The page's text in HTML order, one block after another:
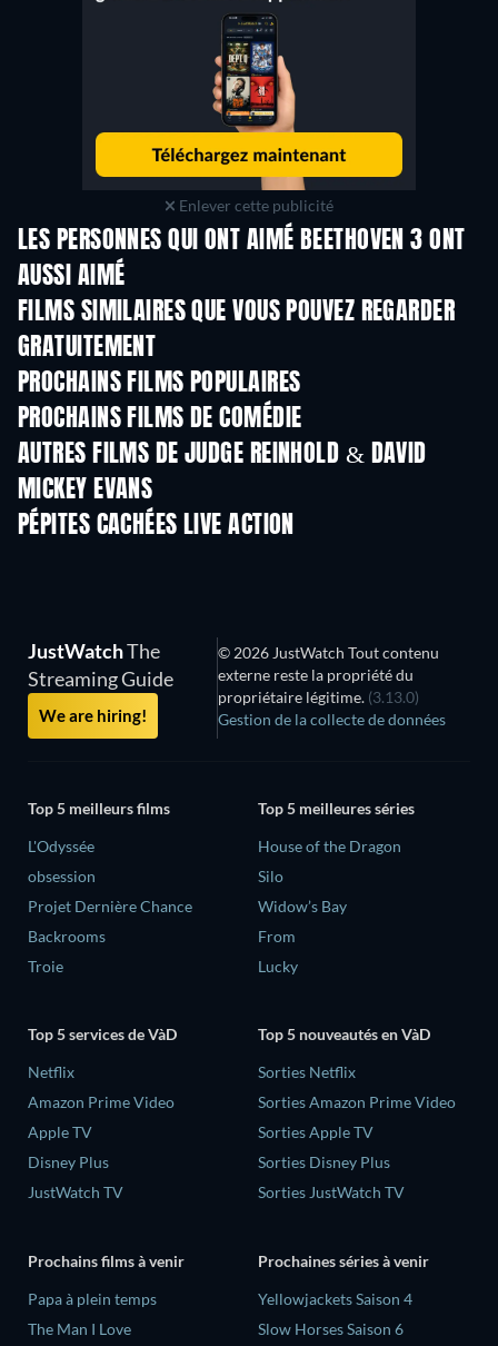
Enlever cette publicité
LES PERSONNES QUI ONT AIMÉ BEETHOVEN 3 ONT
AUSSI AIMÉ
FILMS SIMILAIRES QUE VOUS POUVEZ REGARDER
GRATUITEMENT
PROCHAINS FILMS POPULAIRES
PROCHAINS FILMS DE COMÉDIE
AUTRES FILMS DE JUDGE REINHOLD & DAVID
MICKEY EVANS
PÉPITES CACHÉES LIVE ACTION
JustWatchThe
Streaming Guide
We are hiring!
© 2026 JustWatch Tout contenu
externe reste la propriété du
propriétaire légitime. (3.13.0)
Gestion de la collecte de données
Top 5 meilleurs films
L'Odyssée
obsession
Projet Dernière Chance
Backrooms
Troie
Top 5 meilleures séries
House of the Dragon
Silo
Widow’s Bay
From
Lucky
Top 5 services de VàD
Netflix
Amazon Prime Video
Apple TV
Disney Plus
JustWatch TV
Top 5 nouveautés en VàD
Sorties Netflix
Sorties Amazon Prime Video
Sorties Apple TV
Sorties Disney Plus
Sorties JustWatch TV
Prochains films à venir
‎Papa à plein temps
The Man I Love
Prochaines séries à venir
Yellowjackets Saison 4
Slow Horses Saison 6